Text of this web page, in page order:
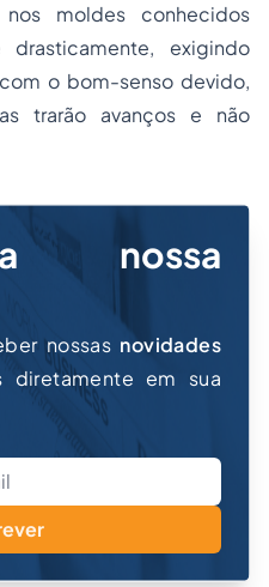
nos moldes conhecidos
drasticamente, exigindo
o bom-senso devido,
trarão avanços e não
nossa
nossas novidades
diretamente em sua